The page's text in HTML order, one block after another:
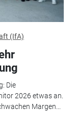
(IfA)
Die
2026 etwas an.
Margen...